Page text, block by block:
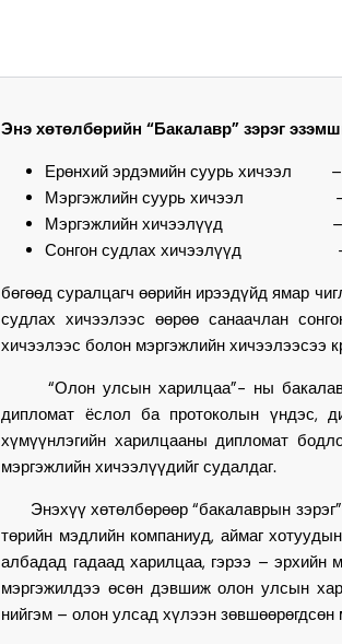
Энэ хөтөлбөрийн “Бакалавр” зэрэг
Ерөнхий эрдэмийн суурь хичээл
Мэргэжлийн суурь хичээл –
Мэргэжлийн хичээлүүд –
Сонгон судлах хичээлүүд –
бөгөөд суралцагч өөрийн ирээдүйд ямар
судлах хичээлээс өөрөө санаачлан
хичээлээс болон мэргэжлийн хичээлээсээ
“Олон улсын харилцаа”- ны
дипломат ёслол ба протоколын үндэс,
хүмүүнлэгийн харилцааны дипломат
мэргэжлийн хичээлүүдийг судалдаг.
Энэхүү хөтөлбөрөөр “бакалаврын
төрийн мэдлийн компаниуд, аймаг
албадад гадаад харилцаа, гэрээ – эрхийн
мэргэжилдээ өсөн дэвшиж олон улсын
нийгэм – олон улсад хүлээн зөвшөөрөгдсөн